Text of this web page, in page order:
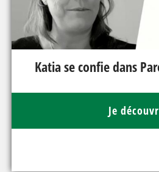
Katia se confie dans
Je